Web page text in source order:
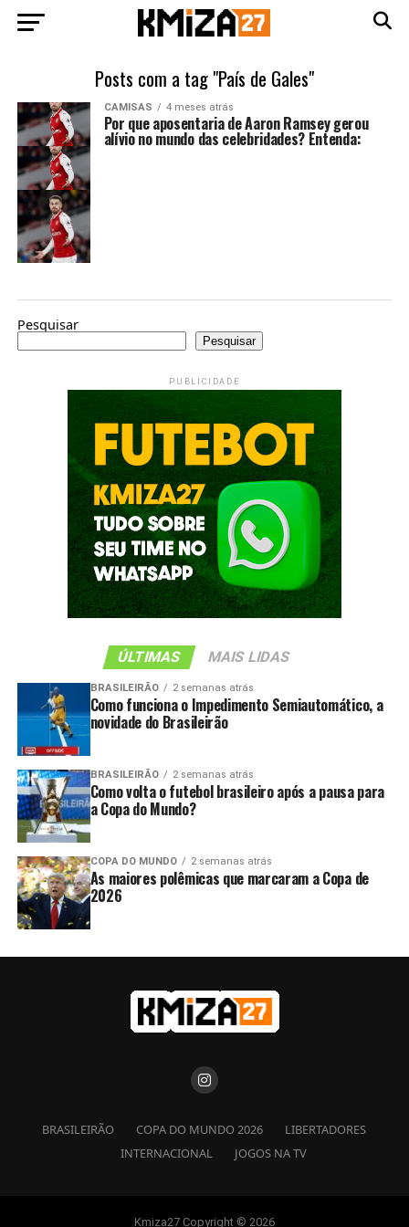
Posts com a tag "País de Gales"
CAMISAS 4 meses atrás
Por que aposentaria de Aaron Ramsey gerou
alívio no mundo das celebridades? Entenda:
Pesquisar
Pesquisar
PUBLICIDADE
ÚLTIMAS MAIS LIDAS
BRASILEIRÃO 2 semanas atrás
Como funciona o Impedimento Semiautomático, a
novidade do Brasileirão
BRASILEIRÃO 2 semanas atrás
Como volta o futebol brasileiro após a pausa para
a Copa do Mundo?
COPA DO MUNDO 2 semanas atrás
As maiores polêmicas que marcaram a Copa de
2026
BRASILEIRÃO COPA DO MUNDO 2026
LIBERTADORES
INTERNACIONAL
JOGOS NA TV
Kmiza27 Copyright © 2026